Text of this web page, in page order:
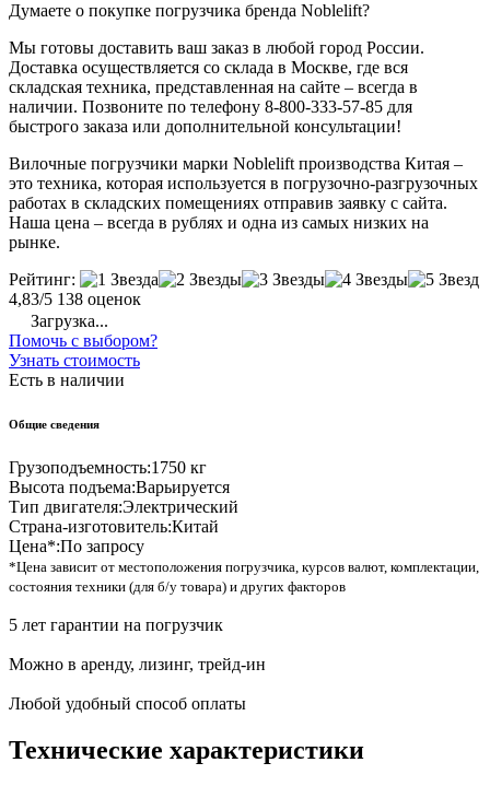
Думаете о покупке погрузчика бренда Noblelift?
Мы готовы доставить ваш заказ в любой город России.
Доставка осуществляется со склада в Москве, где вся
складская техника, представленная на сайте – всегда в
наличии. Позвоните по телефону 8-800-333-57-85 для
быстрого заказа или дополнительной консультации!
Вилочные погрузчики марки Noblelift производства Китая –
это техника, которая используется в погрузочно-разгрузочных
работах в складских помещениях отправив заявку с сайта.
Наша цена – всегда в рублях и одна из самых низких на
рынке.
Рейтинг:
4,83/5 138 оценок
Загрузка...
Помочь с выбором?
Узнать стоимость
Есть в наличии
Общие сведения
Грузоподъемность:1750 кг
Высота подъема:Варьируется
Тип двигателя:Электрический
Страна-изготовитель:Китай
Цена*:По запросу
*Цена зависит от местоположения погрузчика, курсов валют, комплектации,
состояния техники (для б/у товара) и других факторов
5 лет гарантии на погрузчик
Можно в аренду, лизинг, трейд-ин
Любой удобный способ оплаты
Технические характеристики